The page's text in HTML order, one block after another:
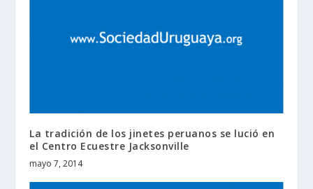
La tradición de los jinetes peruanos se lució en
el Centro Ecuestre Jacksonville
mayo 7, 2014